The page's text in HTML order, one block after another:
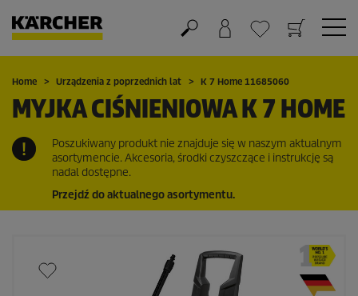
Koszyk
Lista życzeń
Home Urządzenia z poprzednich lat K 7 Home 11685060
MYJKA CIŚNIENIOWA K 7 HOME
Poszukiwany produkt nie znajduje się w naszym aktualnym
asortymencie. Akcesoria, środki czyszczące i instrukcję są
nadal dostępne.
Przejdź do aktualnego asortymentu.